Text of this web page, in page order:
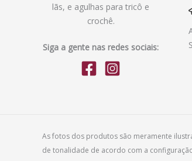
lãs, e agulhas para tricô e
crochê.
Siga a gente nas redes sociais:
As fotos dos produtos são meramente
de tonalidade de acordo com a